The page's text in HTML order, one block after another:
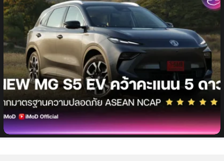
NEW MG S5 EV คว้า มาตรฐานความ
ปลอดภัย 5 ดาว ASEAN NCAP ขึ้นแท่นเอสยู
วีไฟฟ้าที่ขับขี่ปลอดภัยระดับโลก